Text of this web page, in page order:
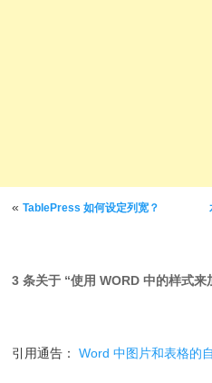
文章导航
«TablePress 如何设定列宽？
3 条关于 “使用 WORD 中的样式来
引用通告：Word 中图片和表格的